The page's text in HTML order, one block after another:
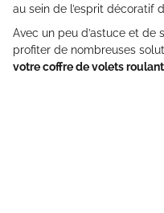
au sein de l’esprit décoratif
Avec un peu d’astuce et de
profiter de nombreuses
votre coffre de volets